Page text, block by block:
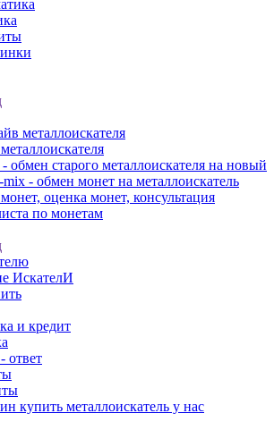
металлоискателя
обмен старого металлоискателя на новый
mix - обмен монет на металлоискатель
оценка монет, консультация
по монетам
ИскателИ
и кредит
ответ
купить металлоискатель у нас